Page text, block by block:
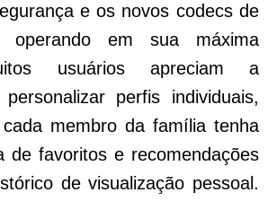
e os novos codecs de
operando em sua máxima
usuários apreciam a
perfis individuais,
membro da família tenha
de favoritos e recomendações
de visualização pessoal.